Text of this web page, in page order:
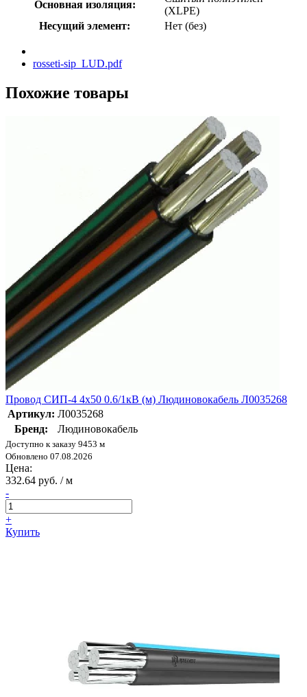
Основная изоляция:
(XLPE)
Несущий элемент:
Нет (без)
rosseti-sip_LUD.pdf
Похожие товары
Провод СИП-4 4х50 0.6/1кВ (м) Людиновокабель Л0035268
Артикул: Л0035268
Бренд:
Людиновокабель
Доступно к заказу 9453 м
Обновлено 07.08.2026
Цена:
332.64 руб. / м
-
+
Купить